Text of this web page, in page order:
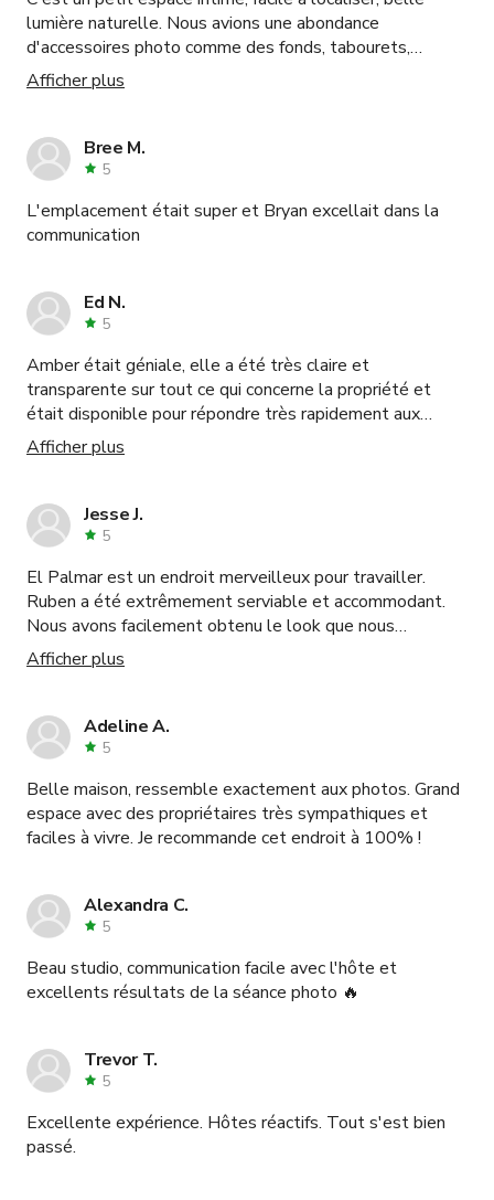
lumière naturelle. Nous avions une abondance
d'accessoires photo comme des fonds, tabourets,
chaises, miroirs, etc. Mon mari et moi avons fait notre
séance maternité ici et avons capturé de superbes
facile à monter, ainsi que de belles photos utilisant la
brique blanche lavée et le rebord devant la fenêtre avec
avertissement, il fait assez chaud dans cet espace. Un
ventilateur est fourni mais nous essayions d'éviter l'effet
Afficher plus
Bree M.
5
L'emplacement était super et Bryan excellait dans la
communication
Ed N.
5
Amber était géniale, elle a été très claire et
transparente sur tout ce qui concerne la propriété et
était disponible pour répondre très rapidement aux
questions. Cet emplacement était un espace
merveilleux, une propriété très grande donc ce serait
nous sommes seulement installés dans la zone du lac
mais il y avait beaucoup d'autres endroits qui étaient
pour vos besoins en localisation.
Afficher plus
Jesse J.
5
El Palmar est un endroit merveilleux pour travailler.
Ruben a été extrêmement serviable et accommodant.
Nous avons facilement obtenu le look que nous
recherchions. Je recommande vivement cet endroit.
Afficher plus
Adeline A.
5
Belle maison, ressemble exactement aux photos. Grand
espace avec des propriétaires très sympathiques et
faciles à vivre. Je recommande cet endroit à 100% !
Alexandra C.
5
Beau studio, communication facile avec l'hôte et
excellents résultats de la séance photo 🔥
Trevor T.
5
Excellente expérience. Hôtes réactifs. Tout s'est bien
passé.